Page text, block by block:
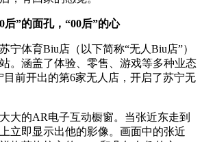
后”的面孔，“00后”的心
宁体育Biu店（以下简称“无人Biu店”）
。涵盖了体验、零售、游戏等多种业态
目前开出的第6家无人店，开启了苏宁无
大的AR电子互动橱窗。当张近东走到
立即显示出他的影像。画面中的张近